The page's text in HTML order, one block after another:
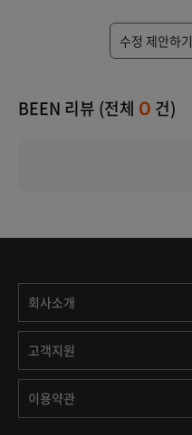
수정 제안하기
BEEN 리뷰 (전체 0 건)
회사소개
고객지원
이용약관